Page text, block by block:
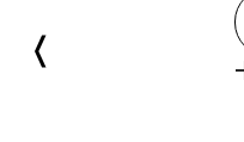
Fiktion